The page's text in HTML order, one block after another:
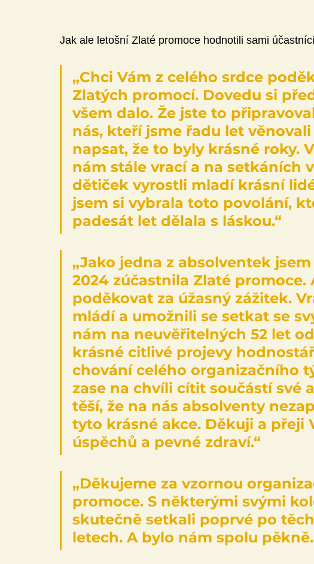
Jak ale letošní Zlaté promoce hodnotili sami
„Chci Vám z celého srdce
Zlatých promocí. Dovedu si
všem dalo. Že jste to
nás, kteří jsme řadu let
napsat, že to byly krásné roky.
nám stále vrací a na setkáních
dětiček vyrostli mladí krásní
jsem si vybrala toto povolání,
padesát let dělala s láskou.“
„Jako jedna z absolventek
2024 zúčastnila Zlaté promoce.
poděkovat za úžasný zážitek.
mládí a umožnili se setkat se
nám na neuvěřitelných 52 let
krásné citlivé projevy
chování celého organizačního
zase na chvíli cítit součástí své
těší, že na nás absolventy
tyto krásné akce. Děkuji a přeji
úspěchů a pevné zdraví.“
„Děkujeme za vzornou
promoce. S některými svými
skutečně setkali poprvé po
letech. A bylo nám spolu